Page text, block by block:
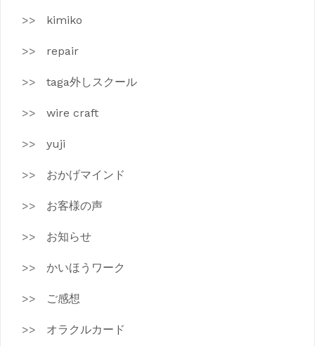
kimiko
repair
taga外しスクール
wire craft
yuji
おかげマインド
お客様の声
お知らせ
かいほうワーク
ご感想
オラクルカード